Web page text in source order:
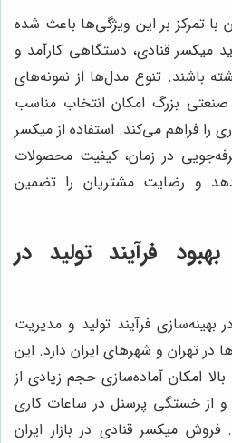
با تمرکز بر این ویژگی‌ها باعث شده
میکسر قنادی، دستگاهی کارآمد و
باشند. تنوع مدل‌ها از نمونه‌های
بزرگ امکان انتخاب مناسب
را فراهم می‌کند. استفاده از میکسر
در زمان، کیفیت محصولات
و رضایت مشتریان را تضمین
فرآیند تولید در
فرآیند تولید و مدیریت
در تهران و شهرهای ایران دارد. این
امکان آماده‌سازی حجم زیادی از
و از خستگی پرسنل در ساعات کاری
فروش میکسر قنادی در بازار ایران